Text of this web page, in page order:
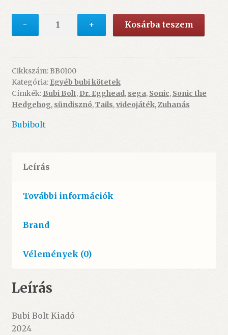
-
Sonic
Tojásfej
sorsa
-
ÚJ
mennyiség
+ Kosárba teszem
Cikkszám: BB0100
Kategória: Egyéb bubi kötetek
Címkék: Bubi Bolt, Dr. Egghead, sega, Sonic, Sonic the
Hedgehog, sündisznó,Tails,videojáték,Zuhanás
Bubibolt
Leírás
További információk
Brand
Vélemények (0)
Leírás
Bubi Bolt Kiadó
2024